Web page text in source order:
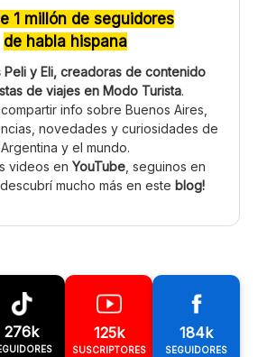
1 millón de seguidores
de habla hispana
Peli y Eli, creadoras de contenido
de viajes en Modo Turista.
info sobre Buenos Aires,
novedades y curiosidades de
Argentina y el mundo.
videos en YouTube, seguinos en
mucho más en este blog!
276k 125k
SUSCRIPTORES
184k
SEGUIDORES